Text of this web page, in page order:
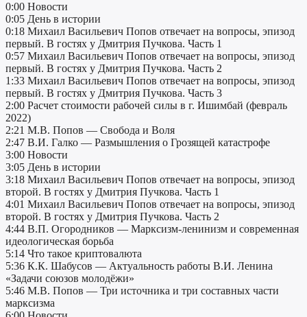
0:00 Новости
0:05 День в истории
0:18 Михаил Васильевич Попов отвечает на вопросы, эпизод
первый. В гостях у Дмитрия Пучкова. Часть 1
0:57 Михаил Васильевич Попов отвечает на вопросы, эпизод
первый. В гостях у Дмитрия Пучкова. Часть 2
1:33 Михаил Васильевич Попов отвечает на вопросы, эпизод
первый. В гостях у Дмитрия Пучкова. Часть 3
2:00 Расчет стоимости рабочей силы в г. Ишимбай (февраль
2022)
2:21 М.В. Попов — Свобода и Воля
2:47 В.И. Галко — Размышления о Грозящей катастрофе
3:00 Новости
3:05 День в истории
3:18 Михаил Васильевич Попов отвечает на вопросы, эпизод
второй. В гостях у Дмитрия Пучкова. Часть 1
4:01 Михаил Васильевич Попов отвечает на вопросы, эпизод
второй. В гостях у Дмитрия Пучкова. Часть 2
4:44 В.П. Огородников — Марксизм-ленинизм и современная
идеологическая борьба
5:14 Что такое криптовалюта
5:36 К.К. Шабусов — Актуальность работы В.И. Ленина
«Задачи союзов молодёжи»
5:46 М.В. Попов — Три источника и три составных части
марксизма